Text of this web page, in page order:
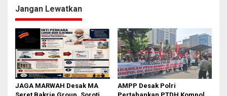
g
a
s
i
p
o
Jangan Lewatkan
JAGA MARWAH Desak MA
AMPP Desak Polri